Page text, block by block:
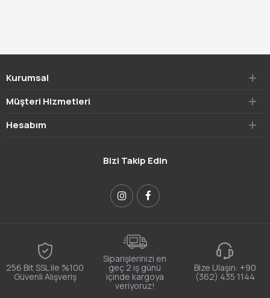
Kurumsal
Müşteri Hizmetleri
Hesabım
Bizi Takip Edin
256 Bit SSL ile %100
Güvenli Alışveriş
Siparişlerinizi en
geç 2 iş günü
içinde kargoya
veriyoruz!
Bize Ulaşın: +90
(362) 435 1144